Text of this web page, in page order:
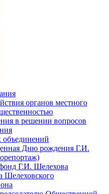
органов местного
в решении вопросов
объединений
Дню рождения Г.И.
Г.И. Шелехова
Шелеховского